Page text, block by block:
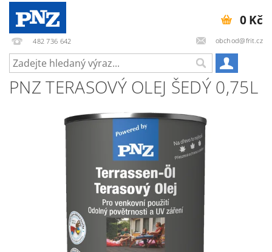
482 736 642 obchod@frit.cz
0 Kč
PNZ TERASOVÝ OLEJ ŠEDÝ 0,75L